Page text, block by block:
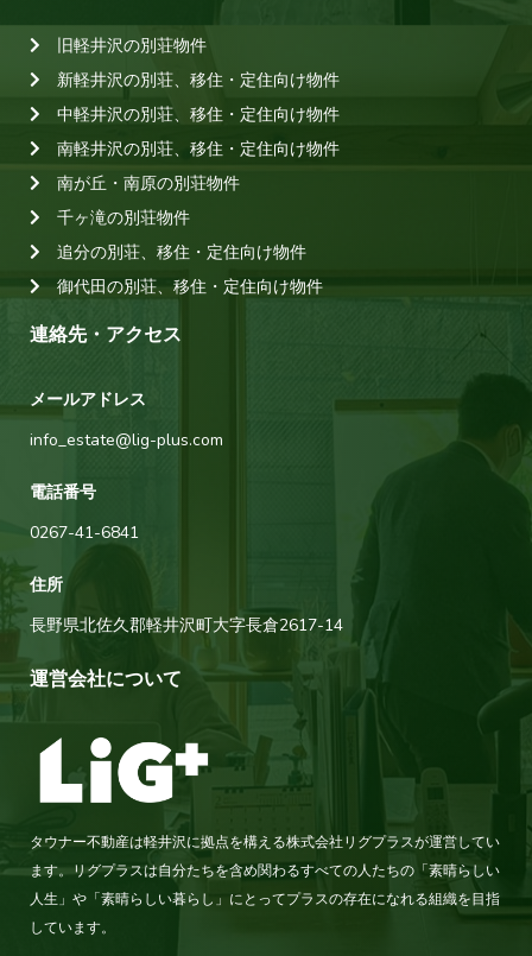
旧軽井沢の別荘物件
新軽井沢の別荘、移住・定住向け物件
中軽井沢の別荘、移住・定住向け物件
南軽井沢の別荘、移住・定住向け物件
南が丘・南原の別荘物件
千ヶ滝の別荘物件
追分の別荘、移住・定住向け物件
御代田の別荘、移住・定住向け物件
連絡先・アクセス
メールアドレス
info_estate@lig-plus.com
電話番号
0267-41-6841
住所
長野県北佐久郡軽井沢町大字長倉2617-14
運営会社について
タウナー不動産は軽井沢に拠点を構える株式会社リグプラスが運営してい
ます。リグプラスは自分たちを含め関わるすべての人たちの「素晴らしい
人生」や「素晴らしい暮らし」にとってプラスの存在になれる組織を目指
しています。